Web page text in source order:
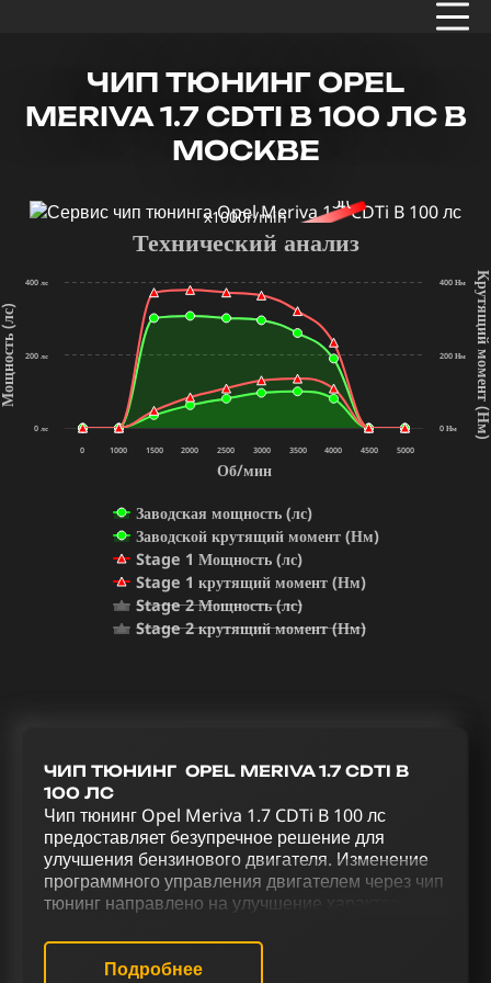
ЧИП ТЮНИНГ OPEL
MERIVA 1.7 CDTI B 100 ЛС В
МОСКВЕ
x1000r/min
Об/мин
(лс)
Технический анализ
Заводская мощность (лс)
Заводской крутящий момент (Нм)
Stage 1 Мощность (лс)
Stage 1 крутящий момент (Нм)
Stage 2 Мощность (лс)
Stage 2 крутящий момент (Нм)
0 1000 1500 2000 2500 3000 3500 4000 4500 5000
0 лс
200 лс
400 лс
0 Нм
200 Нм
400 Нм
ЧИП ТЮНИНГ OPEL MERIVA 1.7 CDTI B
100 ЛС
Чип тюнинг Opel Meriva 1.7 CDTi B 100 лс
предоставляет безупречное решение для
улучшения бензинового двигателя. Изменение
программного управления двигателем через чип
тюнинг направлено на улучшение характеристик
управляемости Opel Meriva 1.7 CDTi B 100 лс
обеспечивается через серию тюнинговых работ,
Подробнее